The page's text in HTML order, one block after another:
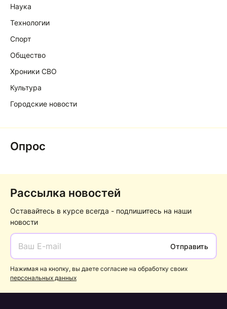
Наука
Технологии
Спорт
Общество
Хроники СВО
Культура
Городские новости
Опрос
Рассылка новостей
Оставайтесь в курсе всегда - подпишитесь на наши
новости
Отправить
Нажимая на кнопку, вы даете согласие на обработку своих
персональных данных